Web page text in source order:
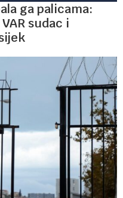
ga palicama:
sudac i